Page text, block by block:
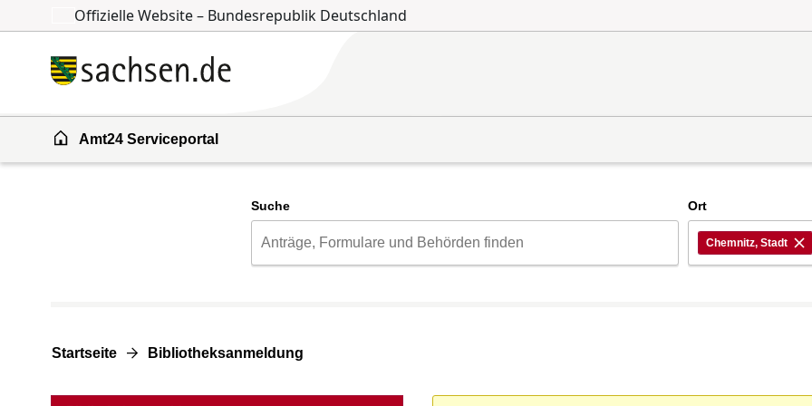
Zum Inhalt springen
Zur Suche springen
Offizielle Website – Bundesrepublik Deutschland
Amt24 Serviceportal
Suche Ort
Chemnitz, Stadt
Startseite Bibliotheksanmeldung